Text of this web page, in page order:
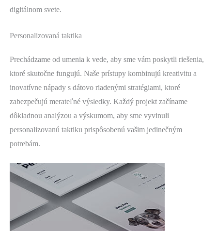
digitálnom svete.
Personalizovaná taktika
Prechádzame od umenia k vede, aby sme vám poskytli riešenia,
ktoré skutočne fungujú. Naše prístupy kombinujú kreativitu a
inovatívne nápady s dátovo riadenými stratégiami, ktoré
zabezpečujú merateľné výsledky. Každý projekt začíname
dôkladnou analýzou a výskumom, aby sme vyvinuli
personalizovanú taktiku prispôsobenú vašim jedinečným
potrebám.